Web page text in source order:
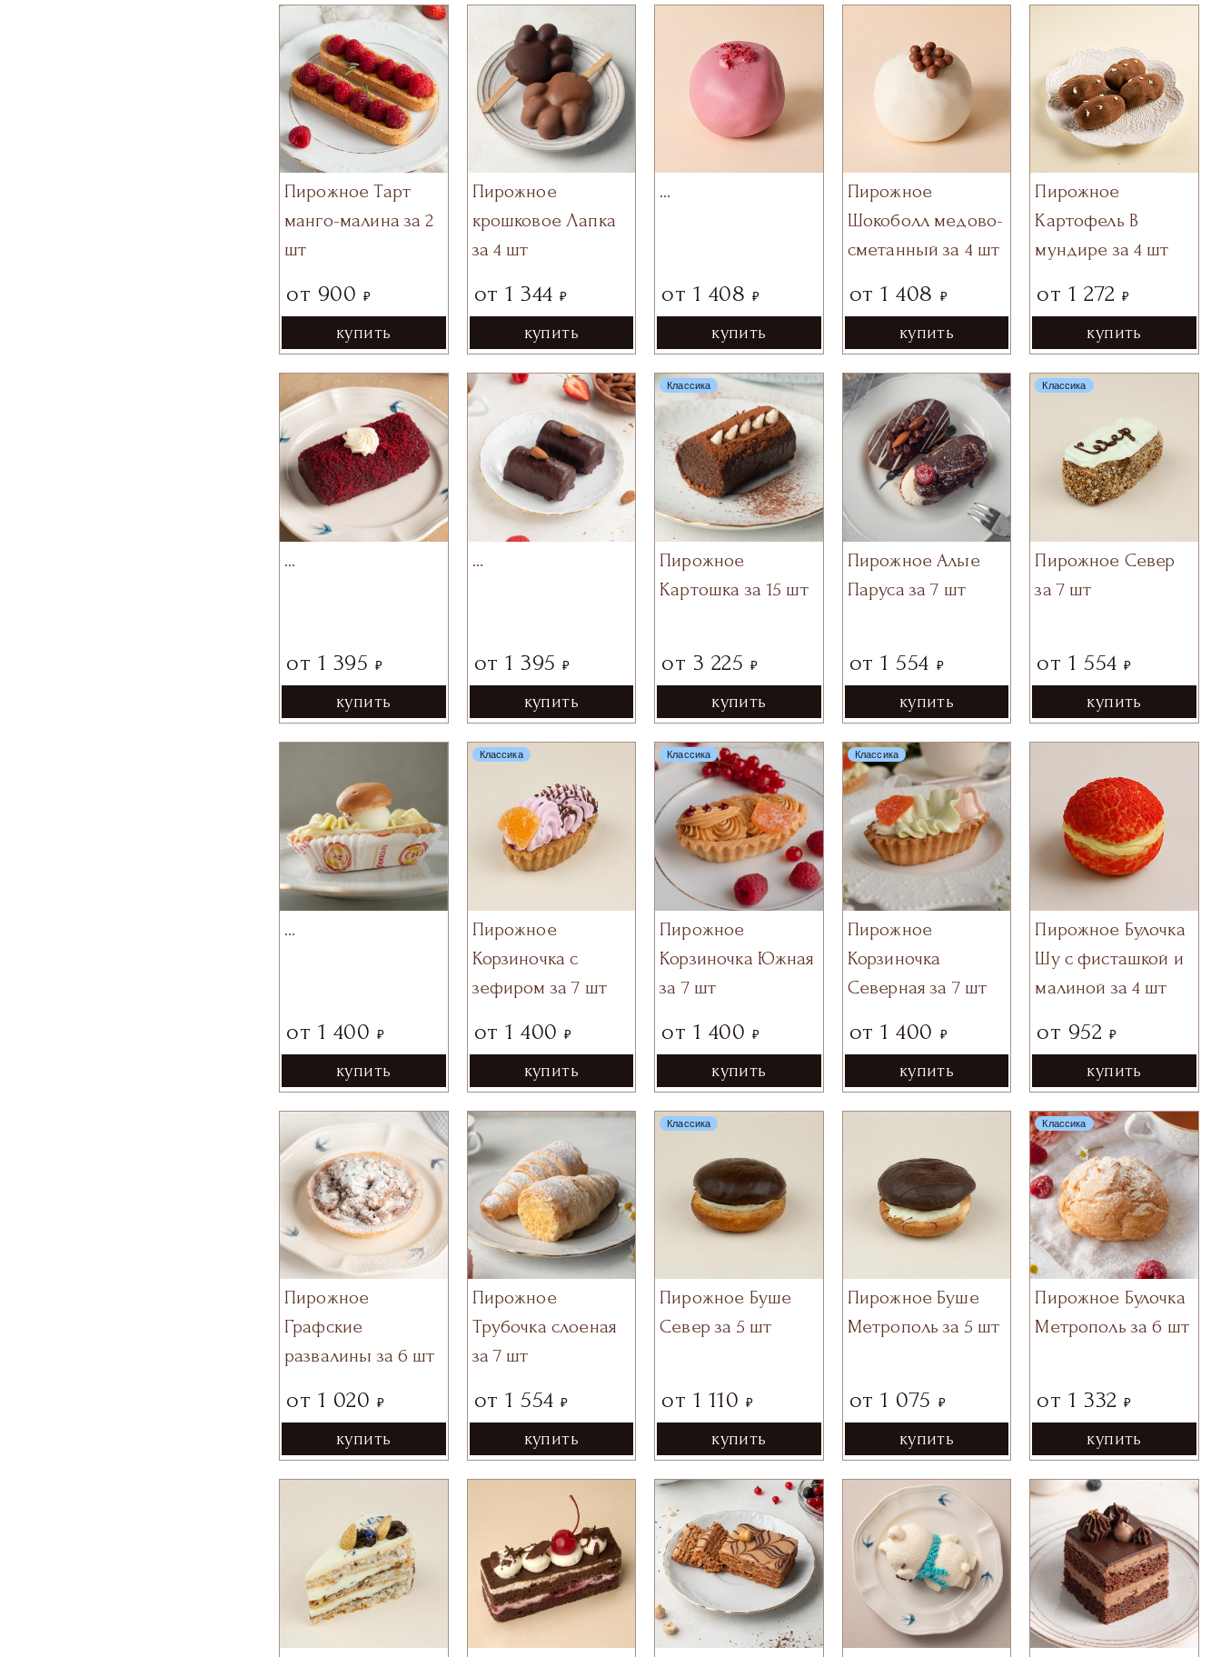
Пирожное Тарт
манго-малина за 2
шт
от 900 ₽
купить
Пирожное
крошковое Лапка
за 4 шт
от 1 344 ₽
купить
…
от 1 408 ₽
купить
Пирожное
Шокоболл медово-
сметанный за 4 шт
от 1 408 ₽
купить
Пирожное
Картофель В
мундире за 4 шт
от 1 272 ₽
купить
…
от 1 395 ₽
купить
…
от 1 395 ₽
купить
Пирожное
Картошка за 15 шт
от 3 225 ₽
купить
Классика
Пирожное Алые
Паруса за 7 шт
от 1 554 ₽
купить
Пирожное Север
за 7 шт
от 1 554 ₽
купить
Классика
…
от 1 400 ₽
купить
Пирожное
Корзиночка с
зефиром за 7 шт
от 1 400 ₽
купить
Классика
Пирожное
Корзиночка Южная
за 7 шт
от 1 400 ₽
купить
Классика
Пирожное
Корзиночка
Северная за 7 шт
от 1 400 ₽
купить
Классика
Пирожное Булочка
Шу с фисташкой и
малиной за 4 шт
от 952 ₽
купить
Пирожное
Графские
развалины за 6 шт
от 1 020 ₽
купить
Пирожное
Трубочка слоеная
за 7 шт
от 1 554 ₽
купить
Пирожное Буше
Север за 5 шт
от 1 110 ₽
купить
Классика
Пирожное Буше
Метрополь за 5 шт
от 1 075 ₽
купить
Пирожное Булочка
Метрополь за 6 шт
от 1 332 ₽
купить
Классика